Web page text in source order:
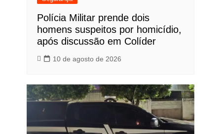
Polícia Militar prende dois
homens suspeitos por homicídio,
após discussão em Colíder
10 de agosto de 2026